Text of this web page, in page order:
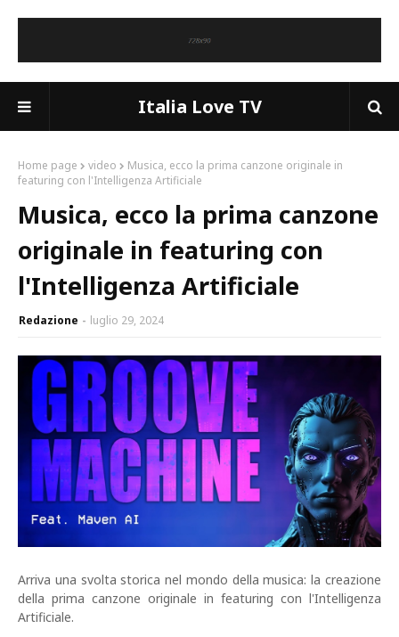
Italia Love TV
Home page video
Musica, ecco la prima canzone originale in
featuring con l'Intelligenza Artificiale
Musica, ecco la prima canzone
originale in featuring con
l'Intelligenza Artificiale
Redazione luglio 29, 2024
Arriva una svolta storica nel mondo della musica: la creazione
della prima canzone originale in featuring con l'Intelligenza
Artificiale.